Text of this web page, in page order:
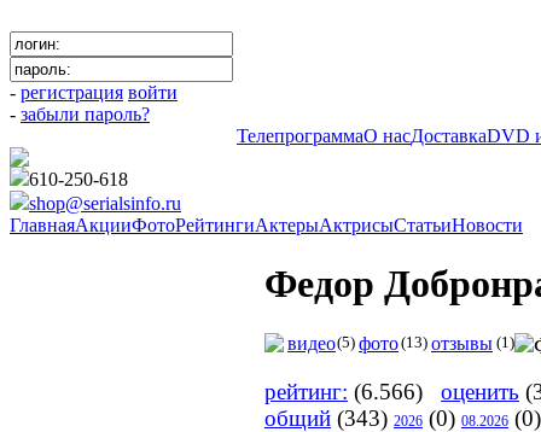
- регистрация войти
- забыли пароль?
ТелепрограммаО насДоставкаDVD
610-250-618
shop@serialsinfo.ru
ГлавнаяАкцииФотоРейтингиАктерыАктрисыСтатьиНовости
Федор
видео(5) фото(13) отзывы (1)
рейтинг: (6.566) оценить
общий (343) 2026 (0) 08.2026 (0)